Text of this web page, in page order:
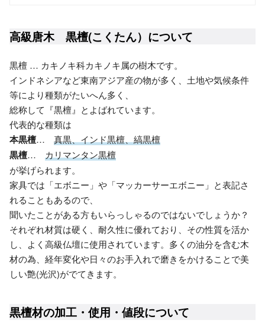
高級唐木 黒檀(こくたん）について
黒檀 … カキノキ科カキノキ属の樹木です。
インドネシアなど東南アジア産の物が多く、土地や気候条件
等により種類がたいへん多く、
総称して『黒檀』とよばれています。
代表的な種類は
本黒檀… 真黒、インド黒檀、縞黒檀
黒檀… カリマンタン黒檀
が挙げられます。
家具では「エボニー」や「マッカーサーエボニー」と表記さ
れることもあるので、
聞いたことがある方もいらっしゃるのではないでしょうか？
それぞれ材質は硬く、耐久性に優れており、その性質を活か
し、よく高級仏壇に使用されています。多くの油分を含む木
材の為、経年変化や日々のお手入れで磨きをかけることで美
しい艶(光沢)がでてきます。
黒檀材の加工・使用・値段について